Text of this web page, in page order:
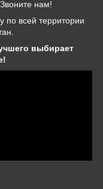
нам!
по всей территории
выбирает